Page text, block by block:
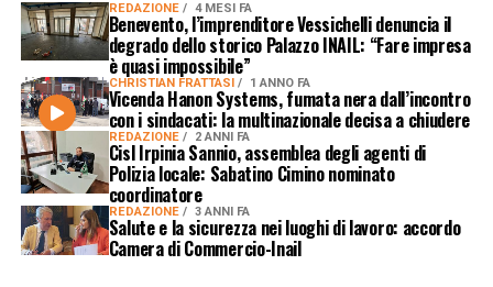
REDAZIONE 4 MESI FA
Benevento, l’imprenditore Vessichelli denuncia il
degrado dello storico Palazzo INAIL: “Fare impresa
è quasi impossibile”
CHRISTIAN FRATTASI 1 ANNO FA
Vicenda Hanon Systems, fumata nera dall’incontro
con i sindacati: la multinazionale decisa a chiudere
REDAZIONE 2 ANNI FA
Cisl Irpinia Sannio, assemblea degli agenti di
Polizia locale: Sabatino Cimino nominato
coordinatore
REDAZIONE 3 ANNI FA
Salute e la sicurezza nei luoghi di lavoro: accordo
Camera di Commercio-Inail